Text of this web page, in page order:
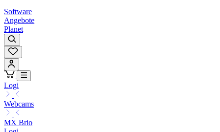
Software
Angebote
Planet
Logi
Webcams
MX Brio